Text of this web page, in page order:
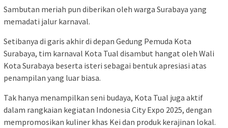
Sambutan meriah pun diberikan oleh warga Surabaya yang
memadati jalur karnaval.
Setibanya di garis akhir di depan Gedung Pemuda Kota
Surabaya, tim karnaval Kota Tual disambut hangat oleh Wali
Kota Surabaya beserta isteri sebagai bentuk apresiasi atas
penampilan yang luar biasa.
Tak hanya menampilkan seni budaya, Kota Tual juga aktif
dalam rangkaian kegiatan Indonesia City Expo 2025, dengan
mempromosikan kuliner khas Kei dan produk kerajinan lokal.